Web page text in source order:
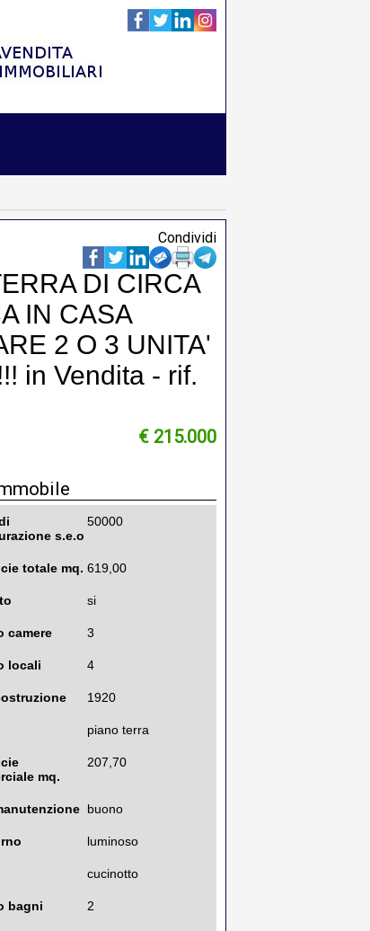
Condividi
DI CIRCA
IN CASA
2 O 3 UNITA'
in Vendita - rif.
€ 215.000
s.e.o
50000
totale mq. 619,00
si
camere 3
locali 4
1920
piano terra
mq.
207,70
buono
luminoso
cucinotto
bagni 2